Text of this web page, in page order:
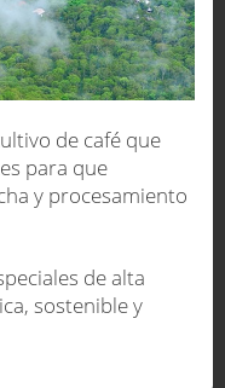
de café que
para que
y procesamiento
de alta
sostenible y